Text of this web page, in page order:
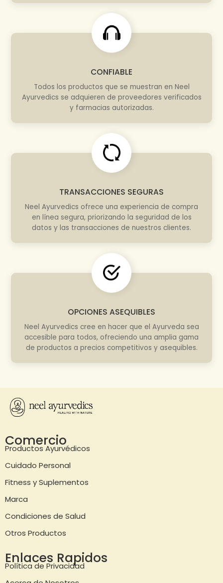
CONFIABLE
Todos los productos que se muestran en Neel
Ayurvedics se adquieren de proveedores verificados
y farmacias autorizadas.
TRANSACCIONES SEGURAS
Neel Ayurvedics ofrece una experiencia de compra
en línea segura, priorizando la seguridad de los
datos y las transacciones de nuestros clientes.
OPCIONES ASEQUIBLES
Neel Ayurvedics cree en hacer que el Ayurveda sea
accesible para todos, ofreciendo una amplia gama
de productos a precios competitivos y asequibles.
Comercio
Productos Ayurvédicos
Cuidado Personal
Fitness y Suplementos
Marca
Condiciones de Salud
Otros Productos
Enlaces Rapidos
Política de Privacidad